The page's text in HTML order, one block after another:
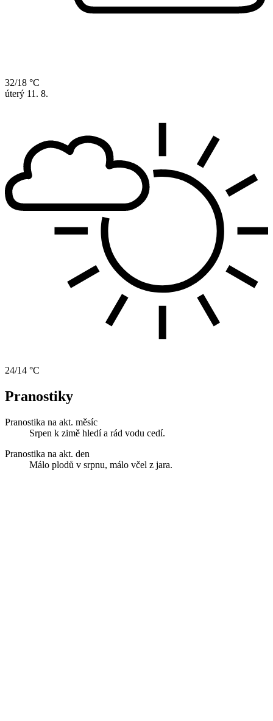
32/18 °C
úterý 11. 8.
24/14 °C
Pranostiky
Pranostika na akt. měsíc
Srpen k zimě hledí a rád vodu cedí.
Pranostika na akt. den
Málo plodů v srpnu, málo včel z jara.